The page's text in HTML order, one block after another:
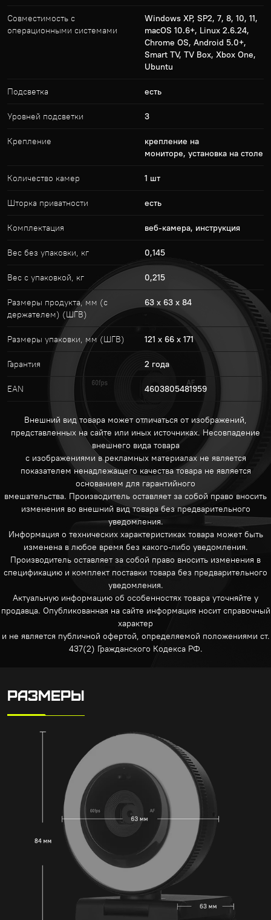
Совместимость с
операционными системами
Windows XP, SP2, 7, 8, 10, 11,
macOS 10.6+, Linux 2.6.24,
Chrome OS, Android 5.0+,
Smart TV, TV Box, Xbox One,
Ubuntu
Подсветка есть
Уровней подсветки 3
Крепление
крепление на
мониторе, установка на столе
Количество камер 1 шт
Шторка приватности есть
Комплектация веб-камера, инструкция
Вес без упаковки, кг 0,145
Вес с упаковкой, кг 0,215
Размеры продукта, мм (с
держателем) (ШГВ)
63 x 63 x 84
Размеры упаковки, мм (ШГВ) 121 x 66 x 171
Гарантия 2 года
EAN 4603805481959
Внешний вид товара может отличаться от изображений,
представленных на сайте или иных источниках. Несовпадение
внешнего вида товара
с изображениями в рекламных материалах не является
показателем ненадлежащего качества товара не является
основанием для гарантийного
вмешательства. Производитель оставляет за собой право вносить
изменения во внешний вид товара без предварительного
уведомления.
Информация о технических характеристиках товара может быть
изменена в любое время без какого-либо уведомления.
Производитель оставляет за собой право вносить изменения в
спецификацию и комплект поставки товара без предварительного
уведомления.
Актуальную информацию об особенностях товара уточняйте у
продавца. Опубликованная на сайте информация носит справочный
характер
и не является публичной офертой, определяемой положениями ст.
437(2) Гражданского Кодекса РФ.
РАЗМЕРЫ